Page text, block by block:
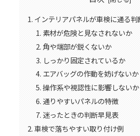
インテリアパネルが車検に通る判
素材が危険と見なされないか
角や端部が鋭くないか
しっかり固定されているか
エアバッグの作動を妨げないか
操作系や視認性に影響しないか
通りやすいパネルの特徴
迷ったときの判断早見表
車検で落ちやすい取り付け例